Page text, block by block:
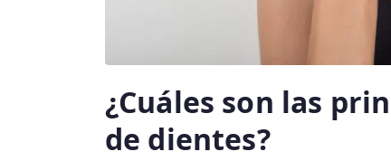
¿Cuáles son las
de dientes?